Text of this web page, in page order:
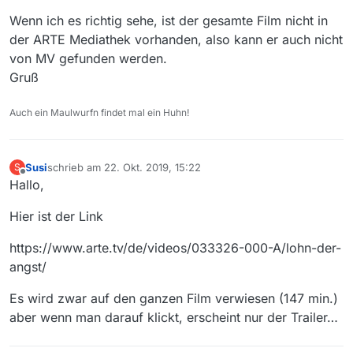
Link zur Sendung in der Mediathek:
Link Beschreibung / Text
Betriebssystem:
Wenn ich es richtig sehe, ist der gesamte Film nicht in
der ARTE Mediathek vorhanden, also kann er auch nicht
von MV gefunden werden.
Gruß
Auch ein Maulwurfn findet mal ein Huhn!
S
Offline
Susischrieb am 22. Okt. 2019, 15:22
zuletzt editiert von
Hallo,
Hier ist der Link
https://www.arte.tv/de/videos/033326-000-A/lohn-der-
angst/
Es wird zwar auf den ganzen Film verwiesen (147 min.)
aber wenn man darauf klickt, erscheint nur der Trailer…